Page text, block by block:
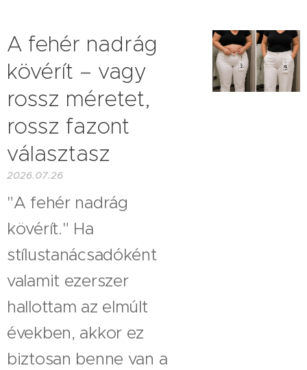
A fehér nadrág
kövérít – vagy
rossz méretet,
rossz fazont
választasz
2026.07.26
"A fehér nadrág
kövérít." Ha
stílustanácsadóként
valamit ezerszer
hallottam az elmúlt
években, akkor ez
biztosan benne van a